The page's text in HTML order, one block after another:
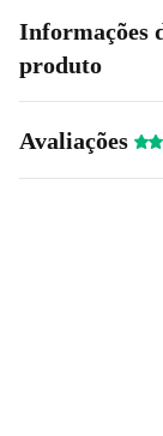
Informações
produto
Avaliações